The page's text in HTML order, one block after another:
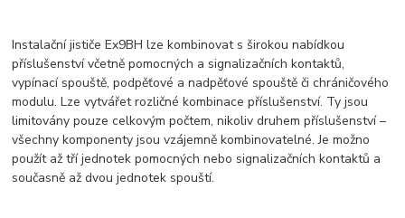
Instalační jističe Ex9BH lze kombinovat s širokou nabídkou
příslušenství včetně pomocných a signalizačních kontaktů,
vypínací spouště, podpěťové a nadpěťové spouště či chráničového
modulu. Lze vytvářet rozličné kombinace příslušenství. Ty jsou
limitovány pouze celkovým počtem, nikoliv druhem příslušenství –
všechny komponenty jsou vzájemně kombinovatelné. Je možno
použít až tří jednotek pomocných nebo signalizačních kontaktů a
současně až dvou jednotek spouští.